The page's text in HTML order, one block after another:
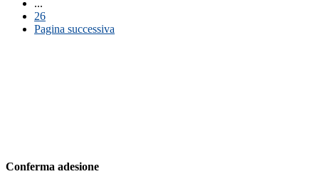
...
26
Pagina successiva
Conferma adesione